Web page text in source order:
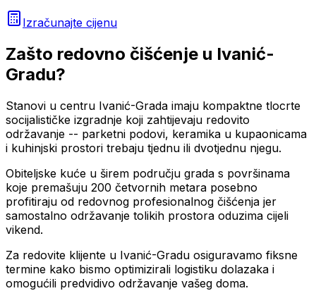
Izračunajte cijenu
Zašto redovno čišćenje u Ivanić-
Gradu?
Stanovi u centru Ivanić-Grada imaju kompaktne tlocrte
socijalističke izgradnje koji zahtijevaju redovito
održavanje -- parketni podovi, keramika u kupaonicama
i kuhinjski prostori trebaju tjednu ili dvotjednu njegu.
Obiteljske kuće u širem području grada s površinama
koje premašuju 200 četvornih metara posebno
profitiraju od redovnog profesionalnog čišćenja jer
samostalno održavanje tolikih prostora oduzima cijeli
vikend.
Za redovite klijente u Ivanić-Gradu osiguravamo fiksne
termine kako bismo optimizirali logistiku dolazaka i
omogućili predvidivo održavanje vašeg doma.